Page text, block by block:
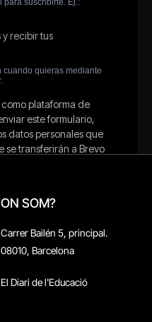
ON SOM?
Carrer Bailén 5, principal.
08010, Barcelona
El Diari de l'Educació